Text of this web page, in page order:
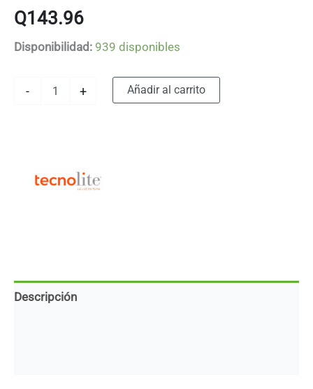
Q143.96
Disponibilidad: 939 disponibles
- + Añadir al carrito
Descripción